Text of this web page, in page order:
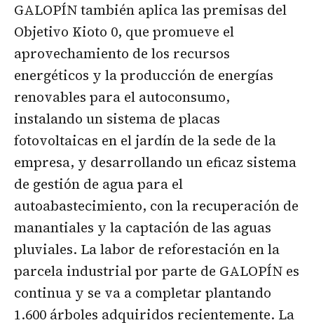
GALOPÍN también aplica las premisas del
Objetivo Kioto 0, que promueve el
aprovechamiento de los recursos
energéticos y la producción de energías
renovables para el autoconsumo,
instalando un sistema de placas
fotovoltaicas en el jardín de la sede de la
empresa, y desarrollando un eficaz sistema
de gestión de agua para el
autoabastecimiento, con la recuperación de
manantiales y la captación de las aguas
pluviales. La labor de reforestación en la
parcela industrial por parte de GALOPÍN es
continua y se va a completar plantando
1.600 árboles adquiridos recientemente. La